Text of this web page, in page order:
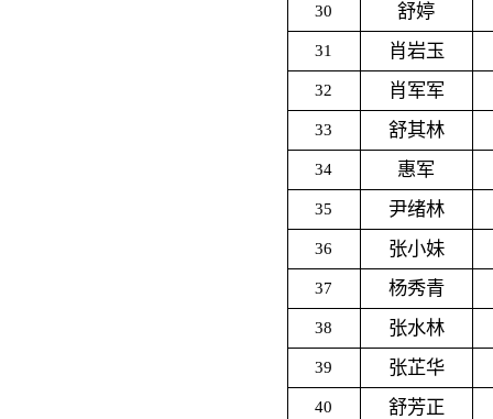
30 舒婷
31 肖岩玉
32 肖军军
33 舒其林
34 惠军
35 尹绪林
36 张小妹
37 杨秀青
38 张水林
39 张芷华
40 舒芳正